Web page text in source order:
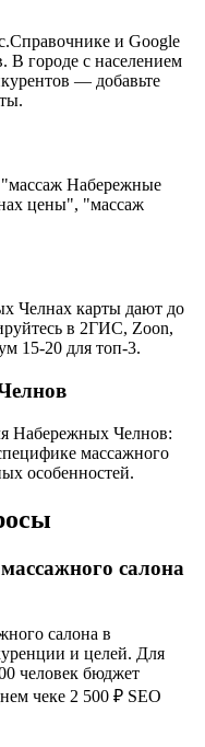
и Google
В городе с населением
— добавьте
Набережные
цены", "массаж
Челнах карты дают до
в 2ГИС, Zoon,
15-20 для топ-3.
Набережных Челнов:
массажного
особенностей.
салона
салона в
и целей. Для
человек бюджет
чеке 2 500 ₽ SEO